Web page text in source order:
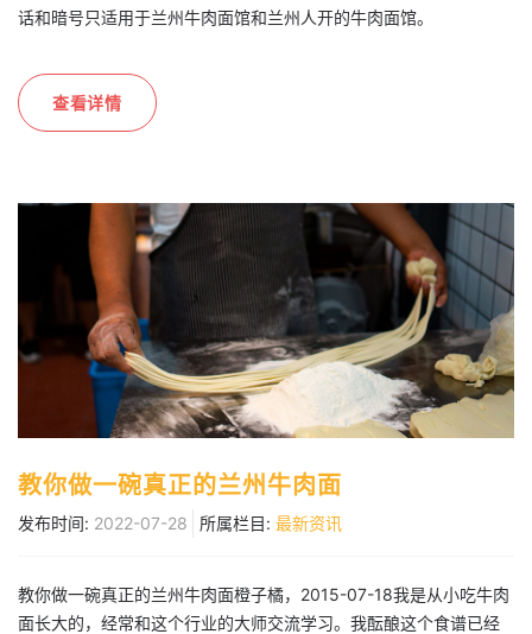
话和暗号只适用于兰州牛肉面馆和兰州人开的牛肉面馆。
查看详情
教你做一碗真正的兰州牛肉面
发布时间: 2022-07-28 所属栏目: 最新资讯
教你做一碗真正的兰州牛肉面橙子橘，2015-07-18我是从小吃牛肉
面长大的，经常和这个行业的大师交流学习。我酝酿这个食谱已经